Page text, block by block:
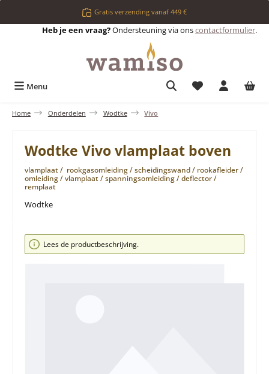
Ga naar de hoofdinhoudGratis verzending vanaf 449 €
Heb je een vraag?Ondersteuning via onscontactformulier.
Menu Je hebt 0 items
Home Onderdelen Wodtke Vivo
Wodtke Vivo vlamplaat boven
vlamplaat / rookgasomleiding / scheidingswand / rookafleider /
omleiding / vlamplaat / spanningsomleiding / deflector /
remplaat
Wodtke
Afbeeldingengalerij overslaan
Lees de productbeschrijving.